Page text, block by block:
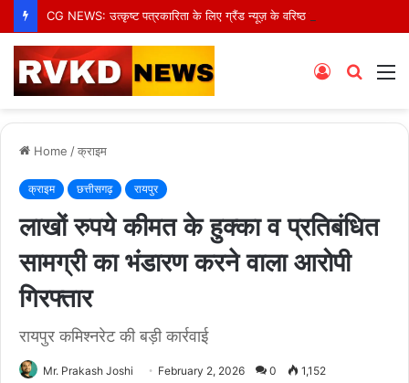
Search
Log
Home /क्राइम
क्राइम छत्तीसगढ़ रायपुर
लाखों रुपये कीमत के हुक्का व प्रतिबंधित
सामग्री का भंडारण करने वाला आरोपी
गिरफ्तार
रायपुर कमिश्नरेट की बड़ी कार्रवाई
Mr. Prakash Joshi February 2, 2026 0 1,152